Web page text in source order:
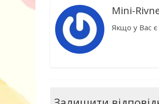
Mini-
Якщо у Вас є